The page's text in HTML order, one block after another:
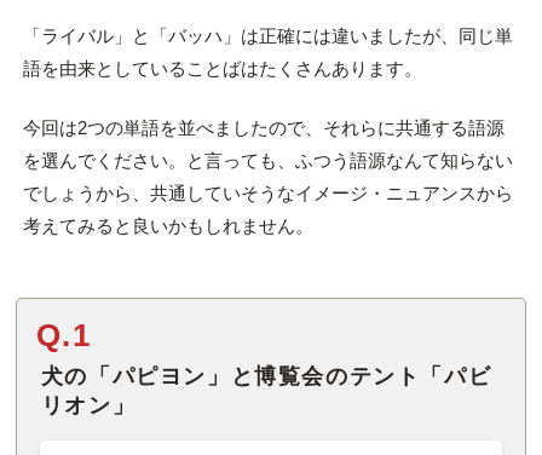
「ライバル」と「バッハ」は正確には違いましたが、同じ単
語を由来としていることばはたくさんあります。
今回は2つの単語を並べましたので、それらに共通する語源
を選んでください。と言っても、ふつう語源なんて知らない
でしょうから、共通していそうなイメージ・ニュアンスから
考えてみると良いかもしれません。
Q.1
犬の「パピヨン」と博覧会のテント「パビ
リオン」